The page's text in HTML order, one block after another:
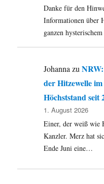
Danke für den
Informationen über
ganzen
Johannazu
der Hitzewelle
Höchststand seit
1. August 2026
Einer, der weiß wie
Kanzler. Merz hat
Ende Juni eine…